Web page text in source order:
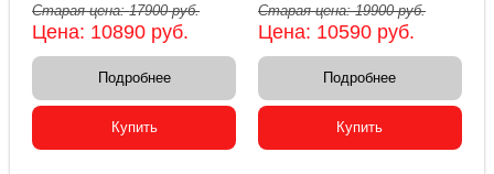
Старая цена:17900руб.
Цена: 10890 руб.
Подробнее
Купить
Старая цена:19900руб.
Цена: 10590 руб.
Подробнее
Купить